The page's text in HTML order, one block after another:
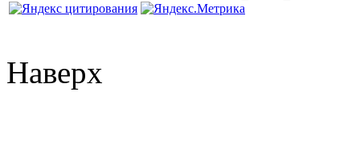
Наверх